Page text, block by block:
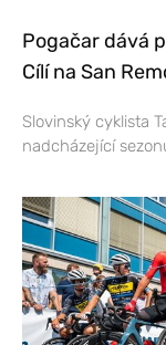
Pogačar dává
Cílí na San
Slovinský cyklista
nadcházející